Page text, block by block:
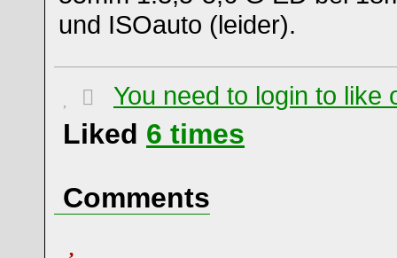
und ISOauto (leider).
You need to login to like
Liked 6 times
Comments